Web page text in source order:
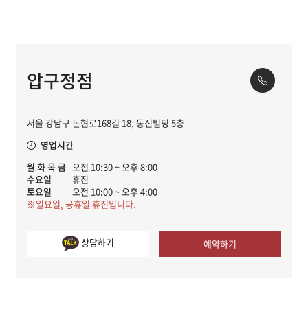
압구정점
서울 강남구 논현로168길 18, 동신빌딩 5층
영업시간
월 화 목 금 오전 10:30 ~ 오후 8:00
수요일
휴진
토요일
오전 10:00 ~ 오후 4:00
※일요일, 공휴일 휴진입니다.
상담하기 예약하기